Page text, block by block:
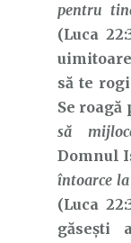
pentru
(Luca
să te
Se roagă
să
Domnul
întoarce
(Luca
găsești